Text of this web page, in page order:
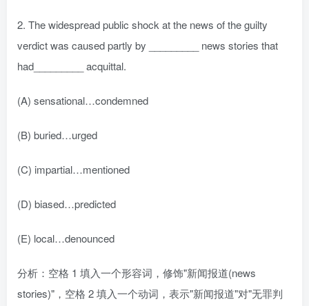
2. The widespread public shock at the news of the guilty
verdict was caused partly by _________ news stories that
had_________ acquittal.
(A) sensational…condemned
(B) buried…urged
(C) impartial…mentioned
(D) biased…predicted
(E) local…denounced
分析：空格 1 填入一个形容词，修饰"新闻报道(news
stories)"，空格 2 填入一个动词，表示"新闻报道"对"无罪判